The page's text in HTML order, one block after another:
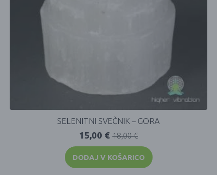
SELENITNI SVEČNIK – GORA
18,00€
15,00 €
DODAJ V KOŠARICO